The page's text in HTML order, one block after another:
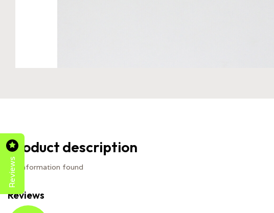
Product description
No information found
Reviews
Reviews